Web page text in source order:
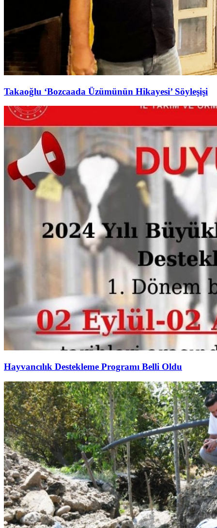
Takaoğlu ‘Bozcaada Üzümünün Hikayesi’ Söyleşişi
Hayvancılık Destekleme Programı Belli Oldu